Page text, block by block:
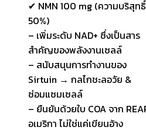
✔ NMN 100 mg (ความบริสุทธิ์
50%)
– เพิ่มระดับ NAD+ ซึ่งเป็นสาร
สำคัญของพลังงานเซลล์
– สนับสนุนการทำงานของ
Sirtuin → กลไกชะลอวัย &
ซ่อมแซมเซลล์
– ยืนยันด้วยใบ COA จาก
อเมริกา ไม่ใช่แค่เขียนอ้าง